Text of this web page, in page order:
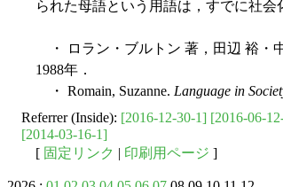
られた母語という用語は，すでに社
・ ロラン・ブルトン 著，田辺 裕
1988年．
・ Romain, Suzanne. Language in
Referrer (Inside): [2016-12-30-1] [2016-06-
[2014-03-16-1]
[ 固定リンク | 印刷用ページ ]